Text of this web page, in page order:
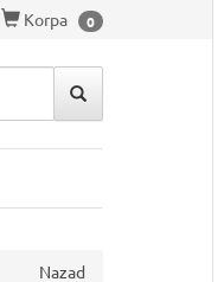
Korpa 0
Nazad